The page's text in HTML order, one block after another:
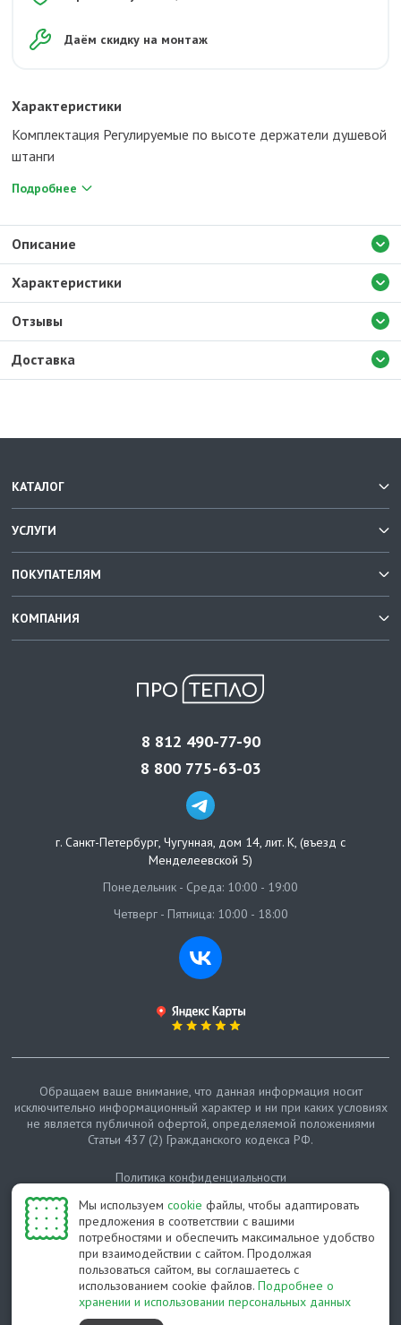
Даём скидку на монтаж
Характеристики
Комплектация Регулируемые по высоте держатели душевой
штанги
Подробнее
Доставка
Описание
Характеристики
Отзывы
Мы используем cookie файлы, чтобы адаптировать
предложения в соответствии с вашими
потребностями и обеспечить максимальное удобство
при взаимодействии с сайтом. Продолжая
пользоваться сайтом, вы соглашаетесь с
использованием cookie файлов. Подробнее о
хранении и использовании персональных данных
КАТАЛОГ
УСЛУГИ
ПОКУПАТЕЛЯМ
КОМПАНИЯ
8 812 490-77-90
8 800 775-63-03
г. Санкт-Петербург, Чугунная, дом 14, лит. К, (въезд с
Менделеевской 5)
Понедельник - Среда: 10:00 - 19:00
Четверг - Пятница: 10:00 - 18:00
© Протепло-СПб, 2011-2026
Обращаем ваше внимание, что данная информация носит
исключительно информационный характер и ни при каких условиях
не является публичной офертой, определяемой положениями
Статьи 437 (2) Гражданского кодекса РФ.
Политика конфиденциальности
Карта сайта
Разработано студией Feel Good St